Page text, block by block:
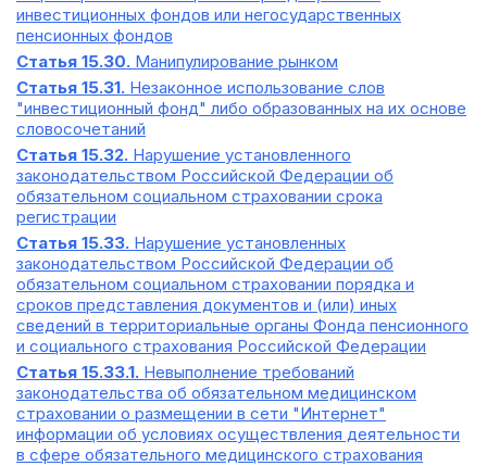
инвестиционных фондов или негосударственных
пенсионных фондов
Статья 15.30. Манипулирование рынком
Статья 15.31. Незаконное использование слов
"инвестиционный фонд" либо образованных на их основе
словосочетаний
Статья 15.32. Нарушение установленного
законодательством Российской Федерации об
обязательном социальном страховании срока
регистрации
Статья 15.33. Нарушение установленных
законодательством Российской Федерации об
обязательном социальном страховании порядка и
сроков представления документов и (или) иных
сведений в территориальные органы Фонда пенсионного
и социального страхования Российской Федерации
Статья 15.33.1. Невыполнение требований
законодательства об обязательном медицинском
страховании о размещении в сети "Интернет"
информации об условиях осуществления деятельности
в сфере обязательного медицинского страхования